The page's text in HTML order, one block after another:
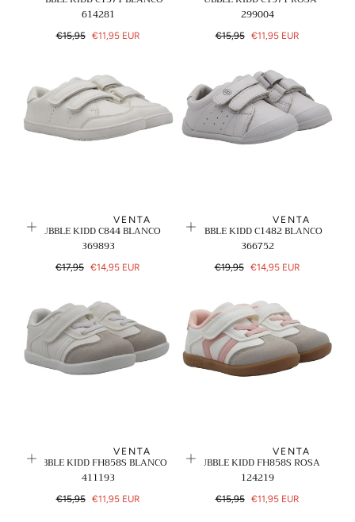
614281
Precio
€15,95
Precio
€11,95 EUR
299004
Precio
€15,95
Precio
€11,95 EUR
VENTA
BUBBLE KIDD C844 BLANCO
369893
Precio
€17,95 Precio
€14,95 EUR
VENTA
BUBBLE KIDD C1482 BLANCO
366752
Precio
€19,95
Precio
€14,95 EUR
VENTA
BUBBLE KIDD FH858S BLANCO
411193
Precio
€15,95
Precio
€11,95 EUR
VENTA
BUBBLE KIDD FH858S ROSA
124219
Precio
€15,95
Precio
€11,95 EUR